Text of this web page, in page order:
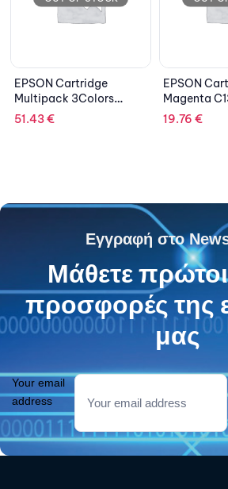
EPSON Cartridge Light
Magenta C13T07964010
Εγγραφή στο
Μάθετε πρώτοι
προσφορές της
μας
Your email
address